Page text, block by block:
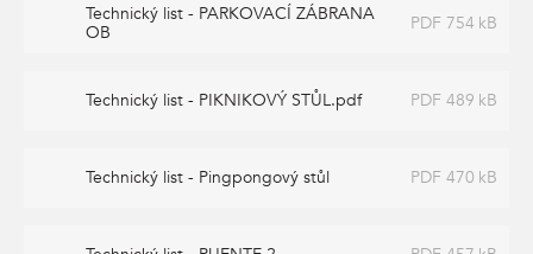
Technický list - PARKOVACÍ ZÁBRANA
OB
PDF 754 kB
Technický list - PIKNIKOVÝ STŮL.pdf PDF 489 kB
Technický list - Pingpongový stůl PDF 470 kB